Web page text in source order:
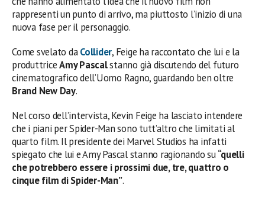
rappresenti un punto di arrivo, ma piuttosto l’inizio di una
nuova fase per il personaggio.
Come svelato daCollider, Feige ha raccontato che lui e la
produttriceAmy Pascalstanno già discutendo del futuro
cinematografico dell’Uomo Ragno, guardando ben oltre
Brand New Day.
Nel corso dell’intervista, Kevin Feige ha lasciato intendere
che i piani per Spider-Man sono tutt’altro che limitati al
quarto film. Il presidente dei Marvel Studios ha infatti
spiegato che lui e Amy Pascal stanno ragionando su“quelli
che potrebbero essere i prossimi due, tre, quattro o
cinque film di Spider-Man”.